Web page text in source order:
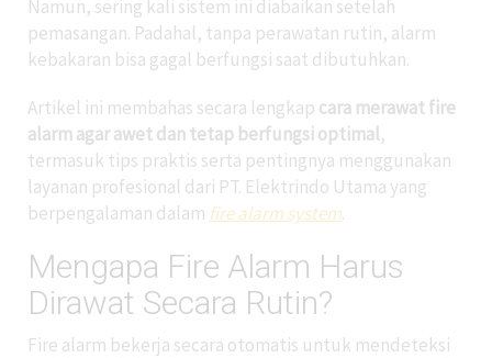
Namun, sering kali sistem ini diabaikan setelah
pemasangan. Padahal, tanpa perawatan rutin, alarm
kebakaran bisa gagal berfungsi saat dibutuhkan.
Artikel ini membahas secara lengkap cara merawat fire
alarm agar awet dan tetap berfungsi optimal ,
termasuk tips praktis serta pentingnya menggunakan
layanan profesional dari PT. Elektrindo Utama yang
berpengalaman dalam fire alarm system.
Mengapa Fire Alarm Harus
Dirawat Secara Rutin?
Fire alarm bekerja secara otomatis untuk mendeteksi